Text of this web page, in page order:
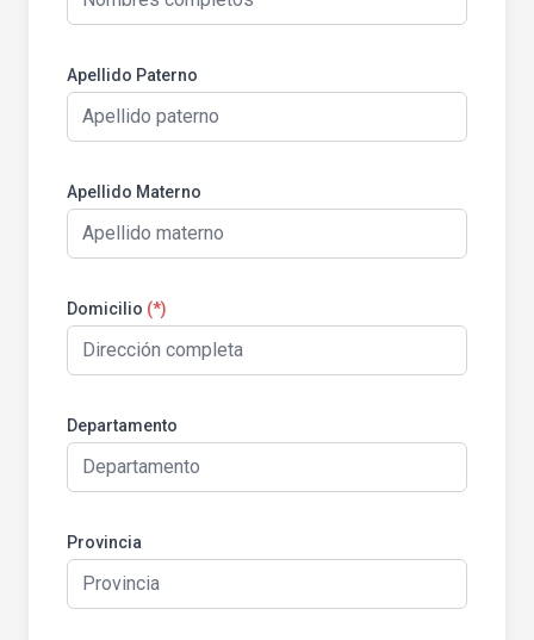
Apellido Paterno
Apellido Materno
Domicilio (*)
Departamento
Provincia